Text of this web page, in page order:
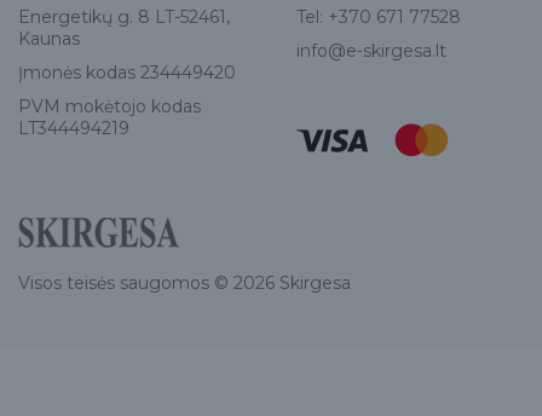
Energetikų g. 8 LT-52461,
Kaunas
Įmonės kodas 234449420
PVM mokėtojo kodas
LT344494219
Tel: +370 671 77528
info@e-skirgesa.lt
Visos teisės saugomos © 2026 Skirgesa